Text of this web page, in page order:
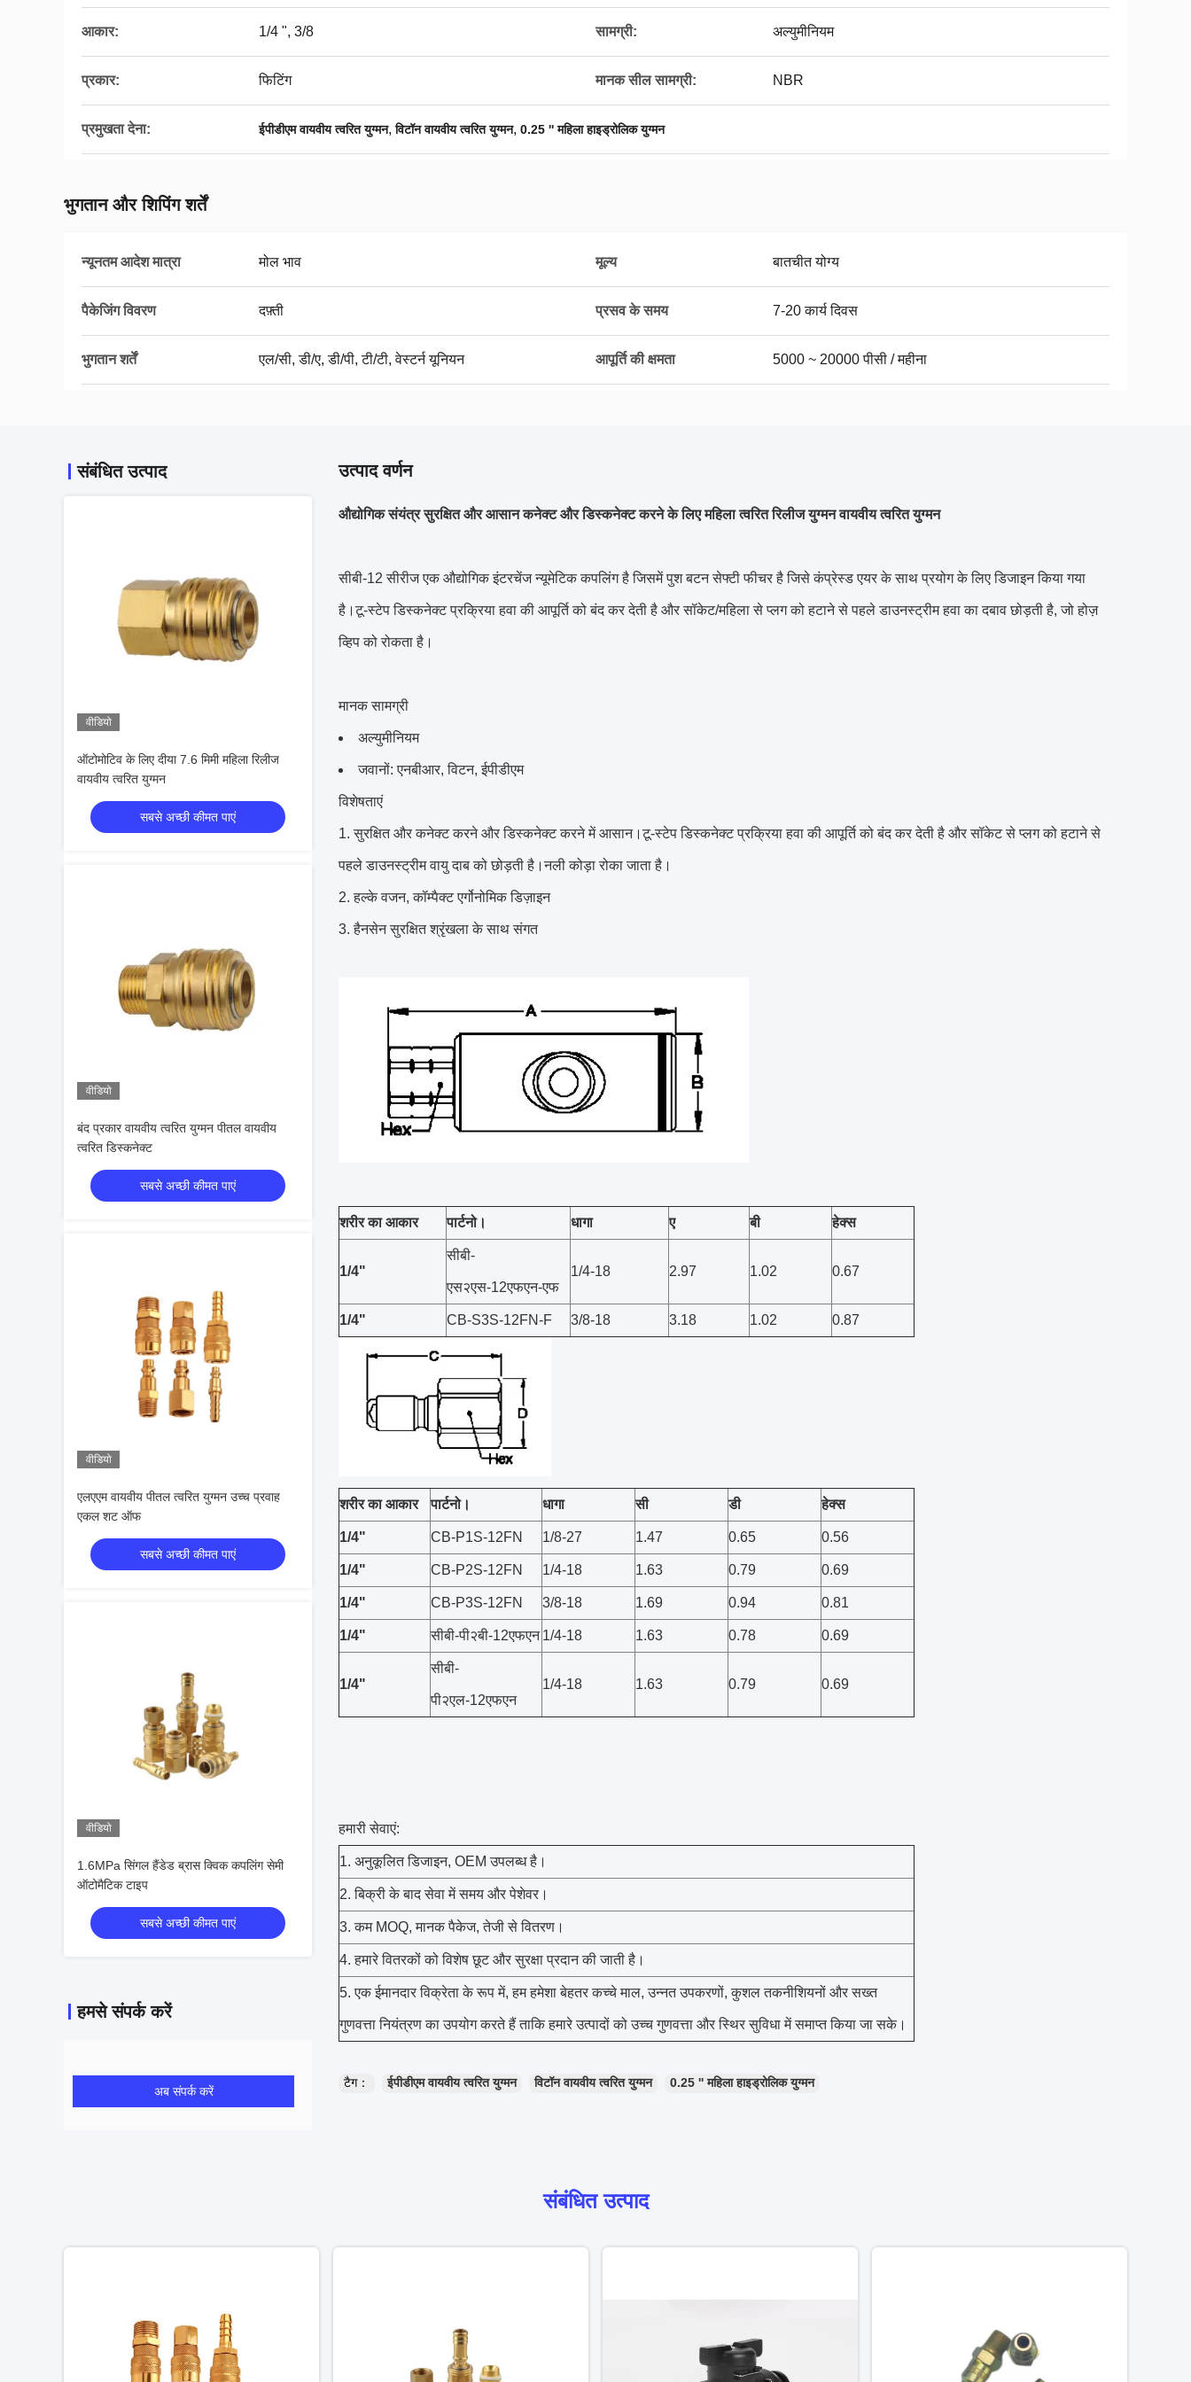
आकार: 1/4 ", 3/8 सामग्री: अल्युमीनियम
प्रकार: फिटिंग मानक सील सामग्री: NBR
प्रमुखता देना: ईपीडीएम वायवीय त्वरित युग्मन,विटॉन वायवीय त्वरित युग्मन, 0.25 '' महिला हाइड्रोलिक युग्मन
भुगतान और शिपिंग शर्तें
न्यूनतम आदेश मात्रा मोल भाव मूल्य बातचीत योग्य
पैकेजिंग विवरण दफ़्ती प्रसव के समय 7-20 कार्य दिवस
भुगतान शर्तें एल/सी, डी/ए, डी/पी, टी/टी, वेस्टर्न यूनियन आपूर्ति की क्षमता 5000 ~ 20000 पीसी / महीना
संबंधित उत्पाद
वीडियो
ऑटोमोटिव के लिए दीया 7.6 मिमी महिला रिलीज
वायवीय त्वरित युग्मन
सबसे अच्छी कीमत पाएं
वीडियो
बंद प्रकार वायवीय त्वरित युग्मन पीतल वायवीय
त्वरित डिस्कनेक्ट
सबसे अच्छी कीमत पाएं
वीडियो
एलएएम वायवीय पीतल त्वरित युग्मन उच्च प्रवाह
एकल शट ऑफ
सबसे अच्छी कीमत पाएं
वीडियो
1.6MPa सिंगल हैंडेड ब्रास क्विक कपलिंग सेमी
ऑटोमैटिक टाइप
सबसे अच्छी कीमत पाएं
हमसे संपर्क करें
अब संपर्क करें
उत्पाद वर्णन
औद्योगिक संयंत्र सुरक्षित और आसान कनेक्ट और डिस्कनेक्ट करने के लिए महिला त्वरित रिलीज युग्मन वायवीय त्वरित युग्मन
सीबी-12 सीरीज एक औद्योगिक इंटरचेंज न्यूमेटिक कपलिंग है जिसमें पुश बटन सेफ्टी फीचर है जिसे कंप्रेस्ड एयर के साथ प्रयोग के लिए डिजाइन किया गया
है।टू-स्टेप डिस्कनेक्ट प्रक्रिया हवा की आपूर्ति को बंद कर देती है और सॉकेट/महिला से प्लग को हटाने से पहले डाउनस्ट्रीम हवा का दबाव छोड़ती है, जो होज़
व्हिप को रोकता है।
मानक सामग्री
अल्युमीनियम
जवानों: एनबीआर, विटन, ईपीडीएम
विशेषताएं
सुरक्षित और कनेक्ट करने और डिस्कनेक्ट करने में आसान।टू-स्टेप डिस्कनेक्ट प्रक्रिया हवा की आपूर्ति को बंद कर देती है और सॉकेट से प्लग को हटाने से
पहले डाउनस्ट्रीम वायु दाब को छोड़ती है।नली कोड़ा रोका जाता है।
हल्के वजन, कॉम्पैक्ट एर्गोनोमिक डिज़ाइन
हैनसेन सुरक्षित श्रृंखला के साथ संगत
शरीर का आकार पार्टनो। धागा ए बी हेक्स
1/4"
सीबी-
एस२एस-12एफएन-एफ
1/4-18 2.97 1.02 0.67
1/4" CB-S3S-12FN-F 3/8-18 3.18 1.02 0.87
शरीर का आकार पार्टनो। धागा सी डी हेक्स
1/4" CB-P1S-12FN 1/8-27 1.47 0.65 0.56
1/4" CB-P2S-12FN 1/4-18 1.63 0.79 0.69
1/4" CB-P3S-12FN 3/8-18 1.69 0.94 0.81
1/4" सीबी-पी२बी-12एफएन 1/4-18 1.63 0.78 0.69
1/4"
सीबी-
पी२एल-12एफएन
1/4-18 1.63 0.79 0.69
हमारी सेवाएं:
1. अनुकूलित डिजाइन, OEM उपलब्ध है।
2. बिक्री के बाद सेवा में समय और पेशेवर।
3. कम MOQ, मानक पैकेज, तेजी से वितरण।
4. हमारे वितरकों को विशेष छूट और सुरक्षा प्रदान की जाती है।
5. एक ईमानदार विक्रेता के रूप में, हम हमेशा बेहतर कच्चे माल, उन्नत उपकरणों, कुशल तकनीशियनों और सख्त
गुणवत्ता नियंत्रण का उपयोग करते हैं ताकि हमारे उत्पादों को उच्च गुणवत्ता और स्थिर सुविधा में समाप्त किया जा सके।
टैग： ईपीडीएम वायवीय त्वरित युग्मन विटॉन वायवीय त्वरित युग्मन 0.25 '' महिला हाइड्रोलिक युग्मन
संबंधित उत्पाद